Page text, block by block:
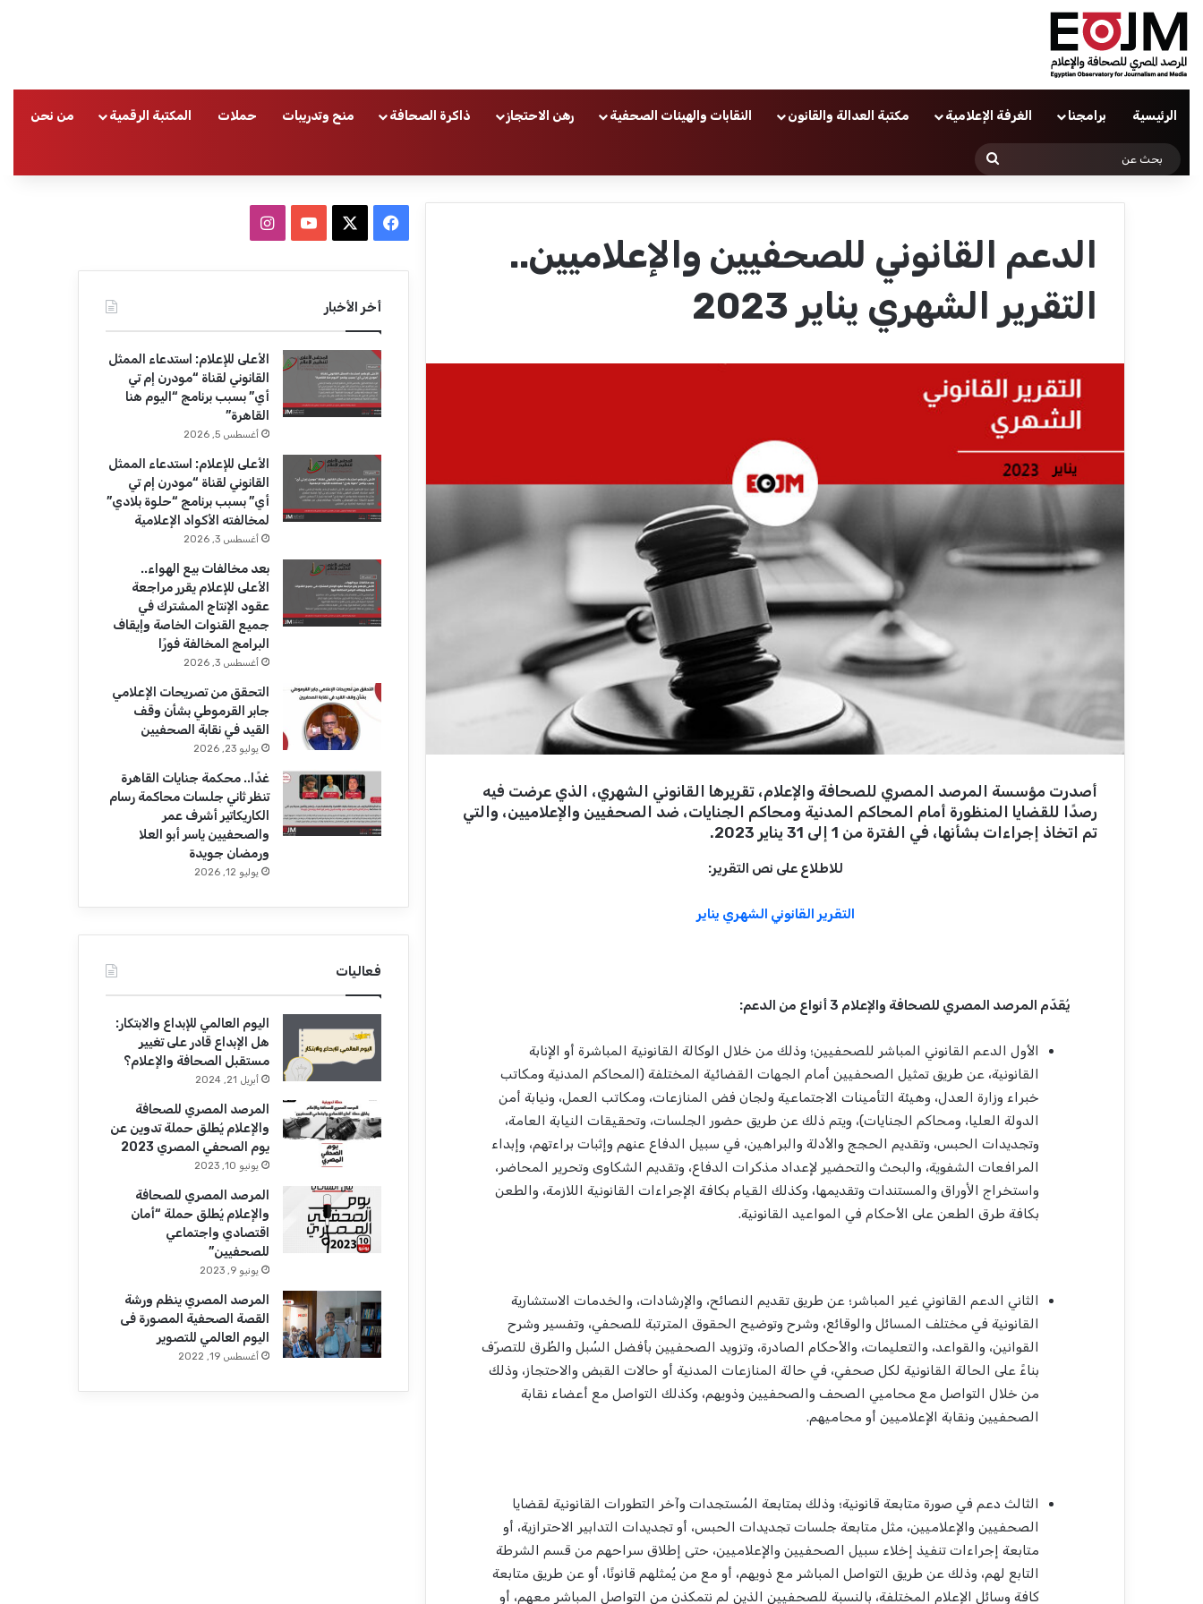
الرئيسية برامجنا الغرفة الإعلامية مكتبة العدالة والقانون النقابات والهيئات الصحفية رهن الاحتجاز ذاكرة الصحافة منح وتدريبات حملات المكتبة الرقمية من نحن
الدعم القانوني للصحفيين والإعلاميين..
التقرير الشهري يناير 2023
أصدرت مؤسسة المرصد المصري للصحافة والإعلام، تقريرها القانوني الشهري، الذي عرضت فيه
رصدًا للقضايا المنظورة أمام المحاكم المدنية ومحاكم الجنايات، ضد الصحفيين والإعلاميين، والتي
تم اتخاذ إجراءات بشأنها، في الفترة من 1 إلى 31 يناير 2023.
للاطلاع على نص التقرير:
التقرير القانوني الشهري يناير
يُقدّم المرصد المصري للصحافة والإعلام 3 أنواع من الدعم:
الأول الدعم القانوني المباشر للصحفيين؛ وذلك من خلال الوكالة القانونية المباشرة أو الإنابة
القانونية، عن طريق تمثيل الصحفيين أمام الجهات القضائية المختلفة (المحاكم المدنية ومكاتب
خبراء وزارة العدل، وهيئة التأمينات الاجتماعية ولجان فض المنازعات، ومكاتب العمل، ونيابة أمن
الدولة العليا، ومحاكم الجنايات)، ويتم ذلك عن طريق حضور الجلسات، وتحقيقات النيابة العامة،
وتجديدات الحبس، وتقديم الحجج والأدلة والبراهين، في سبيل الدفاع عنهم وإثبات براءتهم، وإبداء
المرافعات الشفوية، والبحث والتحضير لإعداد مذكرات الدفاع، وتقديم الشكاوى وتحرير المحاضر،
واستخراج اﻷوراق والمستندات وتقديمها، وكذلك القيام بكافة الإجراءات القانونية اللازمة، والطعن
بكافة طرق الطعن على الأحكام في المواعيد القانونية.
الثاني الدعم القانوني غير المباشر؛ عن طريق تقديم النصائح، والإرشادات، والخدمات الاستشارية
القانونية في مختلف المسائل والوقائع، وشرح وتوضيح الحقوق المترتبة للصحفي، وتفسير وشرح
القوانين، والقواعد، والتعليمات، والأحكام الصادرة، وتزويد الصحفيين بأفضل السُبل والطُرق للتصرّف
بناءً على الحالة القانونية لكل صحفي، في حالة المنازعات المدنية أو حالات القبض والاحتجاز، وذلك
من خلال التواصل مع محاميي الصحف والصحفيين وذويهم، وكذلك التواصل مع أعضاء نقابة
الصحفيين ونقابة الإعلاميين أو محاميهم.
الثالث دعم في صورة متابعة قانونية؛ وذلك بمتابعة المُستجدات وآخر التطورات القانونية لقضايا
الصحفيين والإعلاميين، مثل متابعة جلسات تجديدات الحبس، أو تجديدات التدابير الاحترازية، أو
متابعة إجراءات تنفيذ إخلاء سبيل الصحفيين والإعلاميين، حتى إطلاق سراحهم من قسم الشرطة
التابع لهم، وذلك عن طريق التواصل المباشر مع ذويهم، أو مع من يُمثلهم قانونًا، أو عن طريق متابعة
كافة وسائل الإعلام المختلفة، بالنسبة للصحفيين الذين لم نتمكذن من التواصل المباشر معهم، أو
ب
و
ك
u
T
u
e
ا
ت
ق
ر
ا
م
أخر الأخبار
الأعلى للإعلام: استدعاء الممثل
القانوني لقناة “مودرن إم تي
أي” بسبب برنامج “اليوم هنا
القاهرة”
أغسطس 5, 2026
الأعلى للإعلام: استدعاء الممثل
القانوني لقناة “مودرن إم تي
أي” بسبب برنامج “حلوة بلادي”
لمخالفته الأكواد الإعلامية
أغسطس 3, 2026
بعد مخالفات بيع الهواء..
الأعلى للإعلام يقرر مراجعة
عقود الإنتاج المشترك في
جميع القنوات الخاصة وإيقاف
البرامج المخالفة فورًا
أغسطس 3, 2026
التحقق من تصريحات الإعلامي
جابر القرموطي بشأن وقف
القيد في نقابة الصحفيين
يوليو 23, 2026
غدًا.. محكمة جنايات القاهرة
تنظر ثاني جلسات محاكمة رسام
الكاريكاتير أشرف عمر
والصحفيين ياسر أبو العلا
ورمضان جويدة
يوليو 12, 2026
فعاليات
اليوم العالمي للإبداع والابتكار:
هل الإبداع قادر على تغيير
مستقبل الصحافة والإعلام؟
أبريل 21, 2024
المرصد المصري للصحافة
والإعلام يُطلق حملة تدوين عن
يوم الصحفي المصري 2023
يونيو 10, 2023
المرصد المصري للصحافة
والإعلام يُطلق حملة “أمان
اقتصادي واجتماعي
للصحفيين”
يونيو 9, 2023
المرصد المصري ينظم ورشة
القصة الصحفية المصورة فى
اليوم العالمي للتصوير
أغسطس 19, 2022